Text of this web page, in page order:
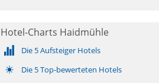
Hotel-Charts Haidmühle
Die 5 Aufsteiger Hotels
Die 5 Top-bewerteten Hotels